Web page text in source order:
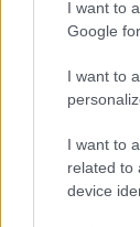
I want to
Google
I want to
I want to
related to
device